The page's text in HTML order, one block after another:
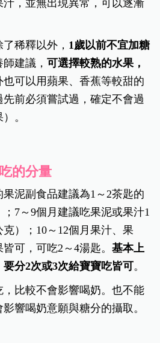
，並無出現異常，可以逐漸
稀釋以外， 1歲以前不宜加糖
師建議，可選擇較熟的水果，
也可以用蘋果、香蕉等較甜的
前必須嘗試過，確定不會過
。
的分量
泥副食品建議為1～2茶匙的
7～9個月建議吃果泥或果汁1
克）；10～12個月果汁、果
可，可吃2～4湯匙。基本上
分2次或3次給寶寶吃皆可。
比較不會影響喝奶。也不能
響喝奶意願與糖分的攝取。